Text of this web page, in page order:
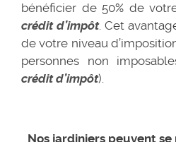
bénéficier de 50% de
crédit d’impôt. Cet
de votre niveau
personnes non
crédit d’impôt).
Nos jardiniers peuvent se